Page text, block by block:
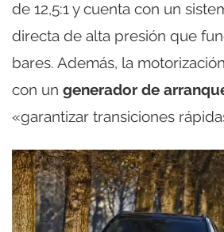
de 12,5:1 y cuenta con un
directa de alta presión que
bares. Además, la
con un generador de
«garantizar transiciones